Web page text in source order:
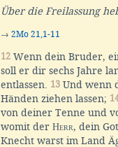
Über die Freilassung
→ 2Mo 21,1-11
12 Wenn dein Bruder,
soll er dir sechs Jahre
entlassen. 13 Und wenn
Händen ziehen lassen;
von deiner Tenne und
womit der Herr, dein
Knecht warst im Land